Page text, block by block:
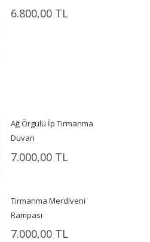
6.800,00 TL
Ağ Örgülü İp Tırmanma
Duvarı
7.000,00 TL
Tırmanma Merdiveni
Rampası
7.000,00 TL